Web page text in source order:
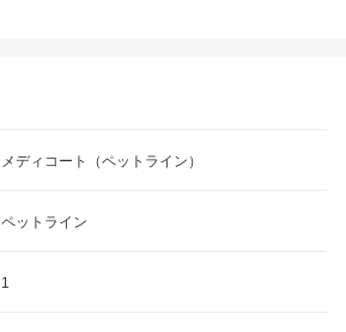
メディコート（ペットライン）
ペットライン
1